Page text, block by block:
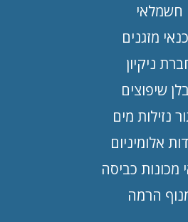
חשמלאי
מזגנים
ניקיון
שיפוצים
נזילות מים
אלומיניום
מכונות כביסה
הרמה